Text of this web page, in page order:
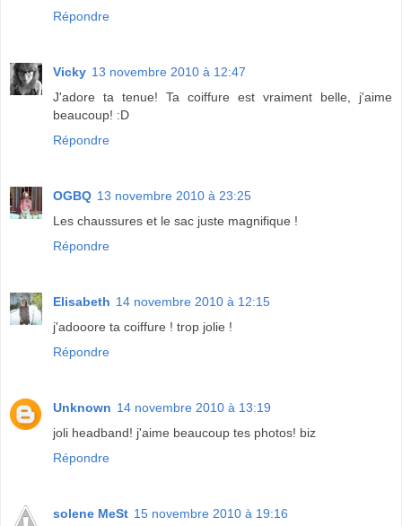
Répondre
Vicky 13 novembre 2010 à 12:47
J'adore ta tenue! Ta coiffure est vraiment belle, j'aime
beaucoup! :D
Répondre
OGBQ 13 novembre 2010 à 23:25
Les chaussures et le sac juste magnifique !
Répondre
Elisabeth 14 novembre 2010 à 12:15
j'adooore ta coiffure ! trop jolie !
Répondre
Unknown 14 novembre 2010 à 13:19
joli headband! j'aime beaucoup tes photos! biz
Répondre
solene MeSt 15 novembre 2010 à 19:16